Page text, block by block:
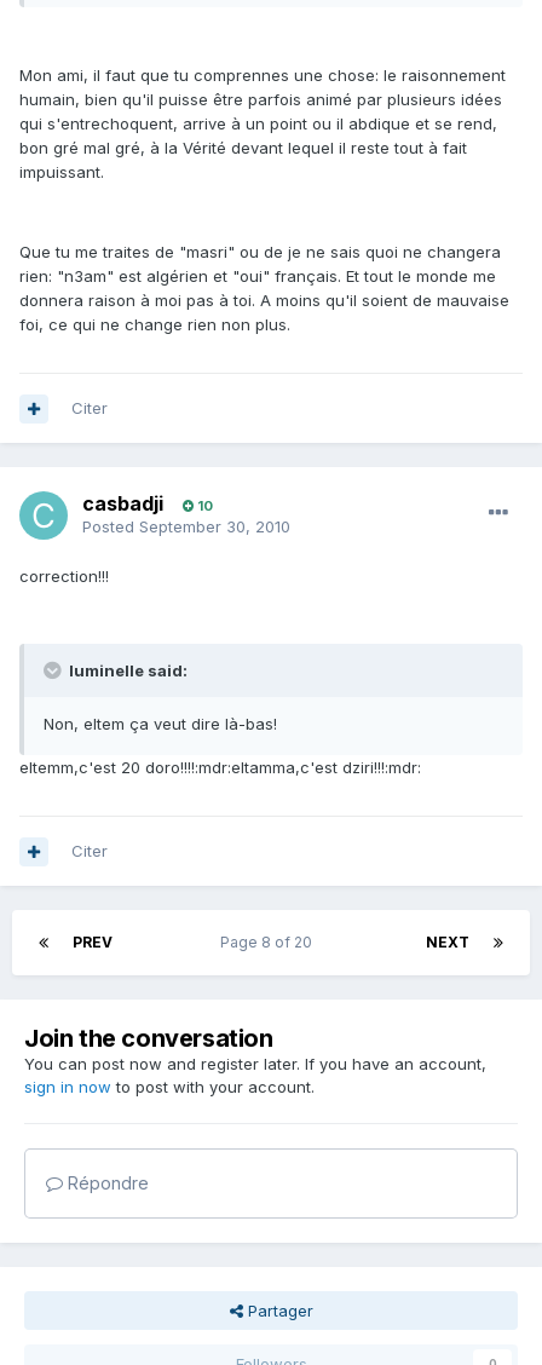
Mon ami, il faut que tu comprennes une chose: le raisonnement
humain, bien qu'il puisse être parfois animé par plusieurs idées
qui s'entrechoquent, arrive à un point ou il abdique et se rend,
bon gré mal gré, à la Vérité devant lequel il reste tout à fait
impuissant.
Que tu me traites de "masri" ou de je ne sais quoi ne changera
rien: "n3am" est algérien et "oui" français. Et tout le monde me
donnera raison à moi pas à toi. A moins qu'il soient de mauvaise
foi, ce qui ne change rien non plus.
Citer
casbadji 10
Posted September 30, 2010
correction!!!
luminelle said:
Non, eltem ça veut dire là-bas!
eltemm,c'est 20 doro!!!!:mdr:eltamma,c'est dziri!!!:mdr:
Citer
PREV NEXT
Page 8 of 20
Join the conversation
You can post now and register later. If you have an account,
sign in now to post with your account.
Répondre
Partager